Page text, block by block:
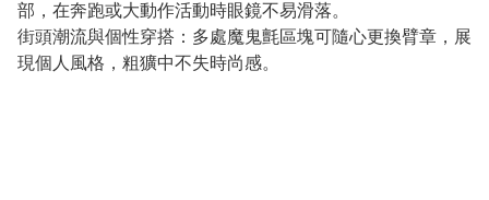
部，在奔跑或大動作活動時眼鏡不易滑落。
街頭潮流與個性穿搭：多處魔鬼氈區塊可隨心更換臂章，展
現個人風格，粗獷中不失時尚感。